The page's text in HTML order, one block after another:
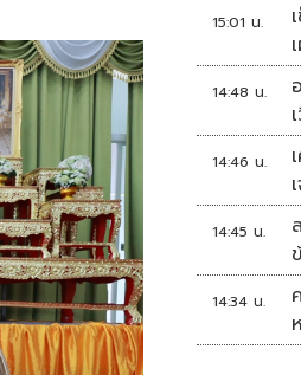
15:01 น.
14:48 น.
14:46 น.
14:45 น.
14:34 น.